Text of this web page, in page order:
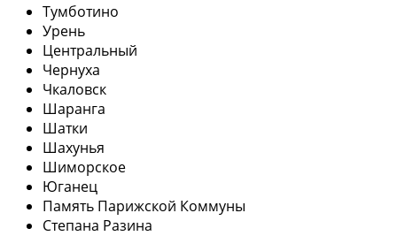
Тумботино
Урень
Центральный
Чернуха
Чкаловск
Шаранга
Шатки
Шахунья
Шиморское
Юганец
Память Парижской Коммуны
Степана Разина